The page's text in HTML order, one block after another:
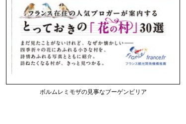
ボルムレミモザの見事なブーゲンビリア